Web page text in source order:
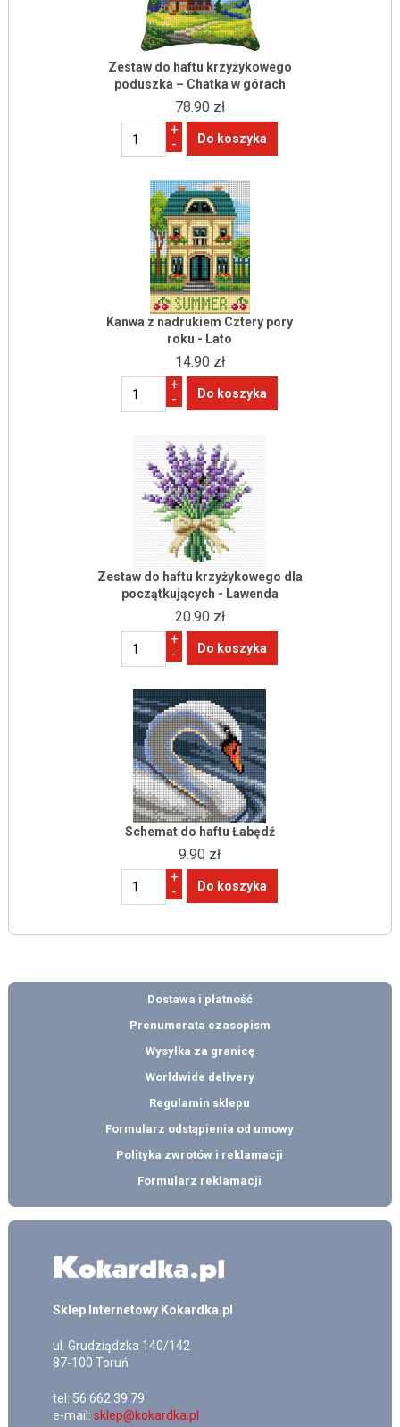
Zestaw do haftu krzyżykowego
poduszka – Chatka w górach
78.90 zł
+
-
Kanwa z nadrukiem Cztery pory
roku - Lato
14.90 zł
+
-
Zestaw do haftu krzyżykowego dla
początkujących - Lawenda
20.90 zł
+
-
Schemat do haftu Łabędź
9.90 zł
+
-
Dostawa i płatność
Prenumerata czasopism
Wysyłka za granicę
Worldwide delivery
Regulamin sklepu
Formularz odstąpienia od umowy
Polityka zwrotów i reklamacji
Formularz reklamacji
Sklep Internetowy Kokardka.pl
ul. Grudziądzka 140/142
87-100 Toruń
tel: 56 662 39 79
e-mail: sklep@kokardka.pl